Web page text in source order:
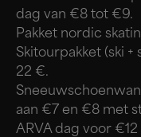
dag van €8 tot €9.
Pakket nordic
Skitourpakket (ski +
22 €.
aan €7 en €8 met
ARVA dag voor